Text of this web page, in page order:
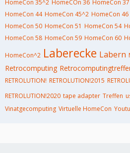
HomeCon 35^2 HomeCOn 36 HomeCon 37
HomeCon 44 HomeCon 45^2 HomeCon 46
HomeCon 50 HomeCon 51 HomeCon 54
HomeCon 58 HomeCon 59 HomeCon 60
HomeCon^2 Laberecke Labern
Retrocomputing
RETROLUTION! RETROLUTION!2015
RETROLUTION!2020 tape adapter Treffen
Vinatgecomputing Virtuelle HomeCon